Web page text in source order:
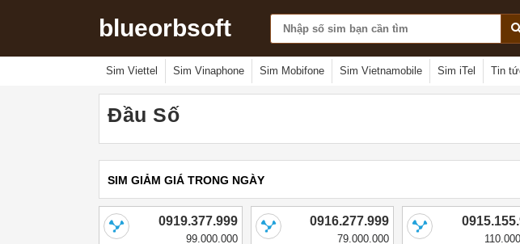
blueorbsoft
Sim Viettel Sim Vinaphone Sim Mobifone Sim Vietnamobile Sim iTel Tin
Đầu Số
SIM GIẢM GIÁ TRONG NGÀY
0919.377.999
99.000.000
0916.277.999
79.000.000